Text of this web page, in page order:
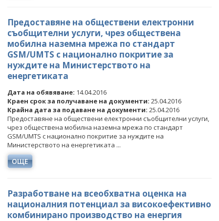
ДРУГИ
Предоставяне на обществени електронни
съобщителни услуги, чрез обществена
мобилна наземна мрежа по стандарт
GSM/UMTS с национално покритие за
нуждите на Министерството на
енергетиката
Дата на обявяване: 14.04.2016
Краен срок за получаване на документи: 25.04.2016
Крайна дата за подаване на документи: 25.04.2016
Предоставяне на обществени електронни съобщителни услуги,
чрез обществена мобилна наземна мрежа по стандарт
GSM/UMTS с национално покритие за нуждите на
Министерството на енергетиката ...
ОЩЕ
Разработване на всеобхватна оценка на
националния потенциал за високоефективно
комбинирано производство на енергия